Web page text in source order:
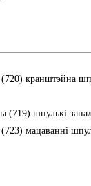
(720) кранштэйна
(719) шпулькі
мацаванні